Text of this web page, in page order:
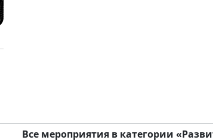
Все мероприятия в категории